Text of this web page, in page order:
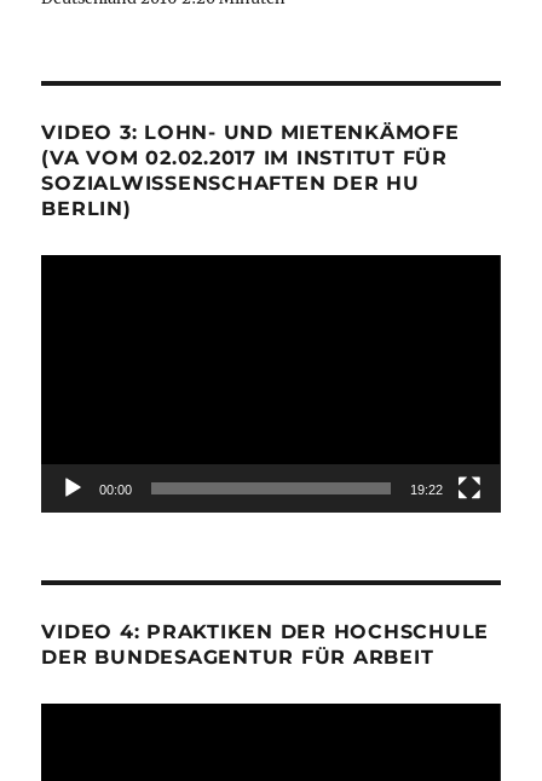
VIDEO 3: LOHN- UND MIETENKÄMOFE
(VA VOM 02.02.2017 IM INSTITUT FÜR
SOZIALWISSENSCHAFTEN DER HU
BERLIN)
00:00 19:22
VIDEO 4: PRAKTIKEN DER HOCHSCHULE
DER BUNDESAGENTUR FÜR ARBEIT